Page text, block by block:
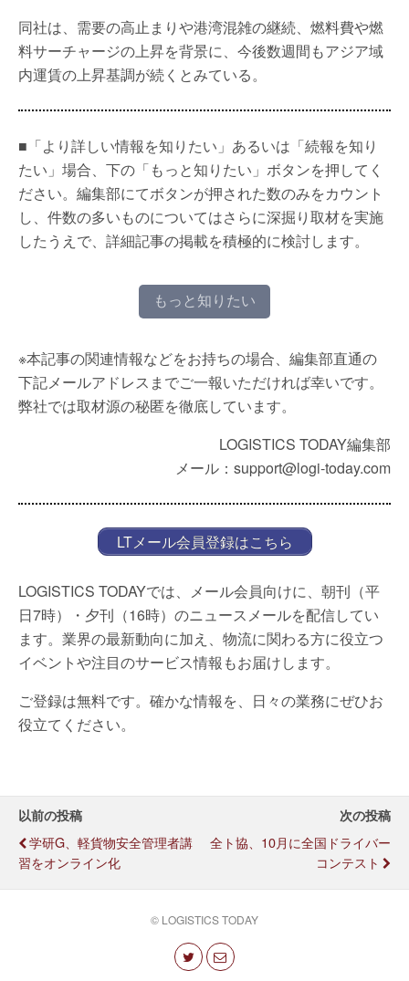
同社は、需要の高止まりや港湾混雑の継続、燃料費や燃
料サーチャージの上昇を背景に、今後数週間もアジア域
内運賃の上昇基調が続くとみている。
■「より詳しい情報を知りたい」あるいは「続報を知り
たい」場合、下の「もっと知りたい」ボタンを押してく
ださい。編集部にてボタンが押された数のみをカウント
し、件数の多いものについてはさらに深掘り取材を実施
したうえで、詳細記事の掲載を積極的に検討します。
もっと知りたい
※本記事の関連情報などをお持ちの場合、編集部直通の
下記メールアドレスまでご一報いただければ幸いです。
弊社では取材源の秘匿を徹底しています。
LOGISTICS TODAY編集部
メール：support@logi-today.com
LTメール会員登録はこちら
LOGISTICS TODAYでは、メール会員向けに、朝刊（平
日7時）・夕刊（16時）のニュースメールを配信してい
ます。業界の最新動向に加え、物流に関わる方に役立つ
イベントや注目のサービス情報もお届けします。
ご登録は無料です。確かな情報を、日々の業務にぜひお
役立てください。
以前の投稿
学研G、軽貨物安全管理者講
習をオンライン化
次の投稿
全ト協、10月に全国ドライバー
コンテスト
© LOGISTICS TODAY